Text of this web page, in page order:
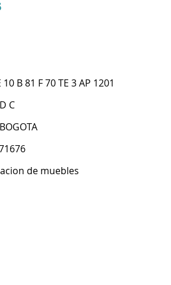
10 B 81 F 70 TE 3 AP 1201
C
BOGOTA
de muebles